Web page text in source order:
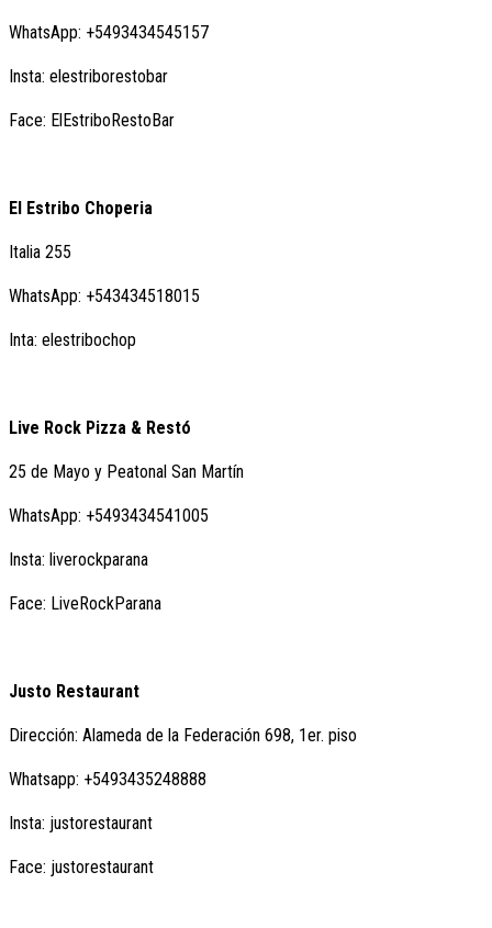
WhatsApp: +5493434545157
Insta: elestriborestobar
Face: ElEstriboRestoBar
El Estribo Choperia
Italia 255
WhatsApp: +543434518015
Inta: elestribochop
Live Rock Pizza & Restó
25 de Mayo y Peatonal San Martín
WhatsApp: +5493434541005
Insta: liverockparana
Face: LiveRockParana
Justo Restaurant
Dirección: Alameda de la Federación 698, 1er. piso
Whatsapp: +5493435248888
Insta: justorestaurant
Face: justorestaurant